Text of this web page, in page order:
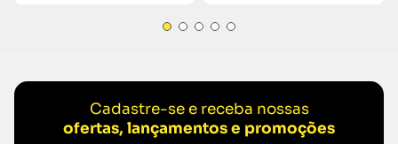
Cadastre-se e receba nossas
ofertas, lançamentos e promoções